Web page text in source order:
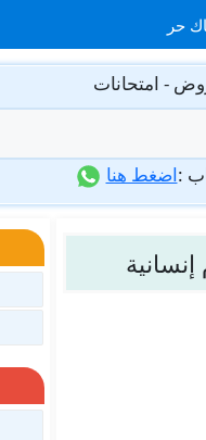
حر
- امتحانات
:اضغط هنا